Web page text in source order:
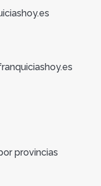
provincias